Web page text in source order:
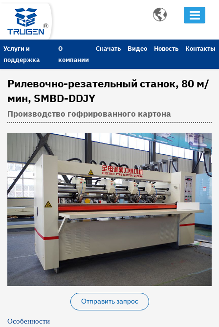

Услуги и
поддержка
О
компании
Скачать Видео Новость Контакты
Рилевочно-резательный станок, 80 м/
мин, SMBD-DDJY
Производство гофрированного картона
Отправить запрос
Особенности